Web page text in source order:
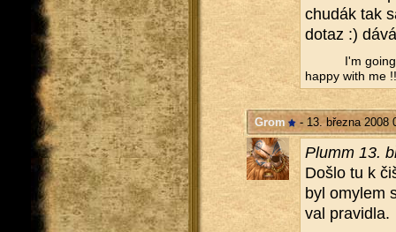
chudák tak
dotaz :)
I'm
happy with me
Grom - 13. března 2008
Plumm 13.
Došlo tu k
byl omy­lem
val pra­vi­dla.